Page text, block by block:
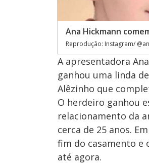
Ana Hickmann
Reprodução: Instagram/
A apresentadora
ganhou uma linda
Alêzinho que
O herdeiro ganhou
relacionamento da
cerca de 25 anos.
fim do casamento e
até agora.